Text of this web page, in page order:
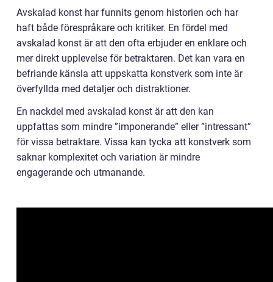
Avskalad konst har funnits genom historien och har
haft både förespråkare och kritiker. En fördel med
avskalad konst är att den ofta erbjuder en enklare och
mer direkt upplevelse för betraktaren. Det kan vara en
befriande känsla att uppskatta konstverk som inte är
överfyllda med detaljer och distraktioner.
En nackdel med avskalad konst är att den kan
uppfattas som mindre ”imponerande” eller ”intressant”
för vissa betraktare. Vissa kan tycka att konstverk som
saknar komplexitet och variation är mindre
engagerande och utmanande.